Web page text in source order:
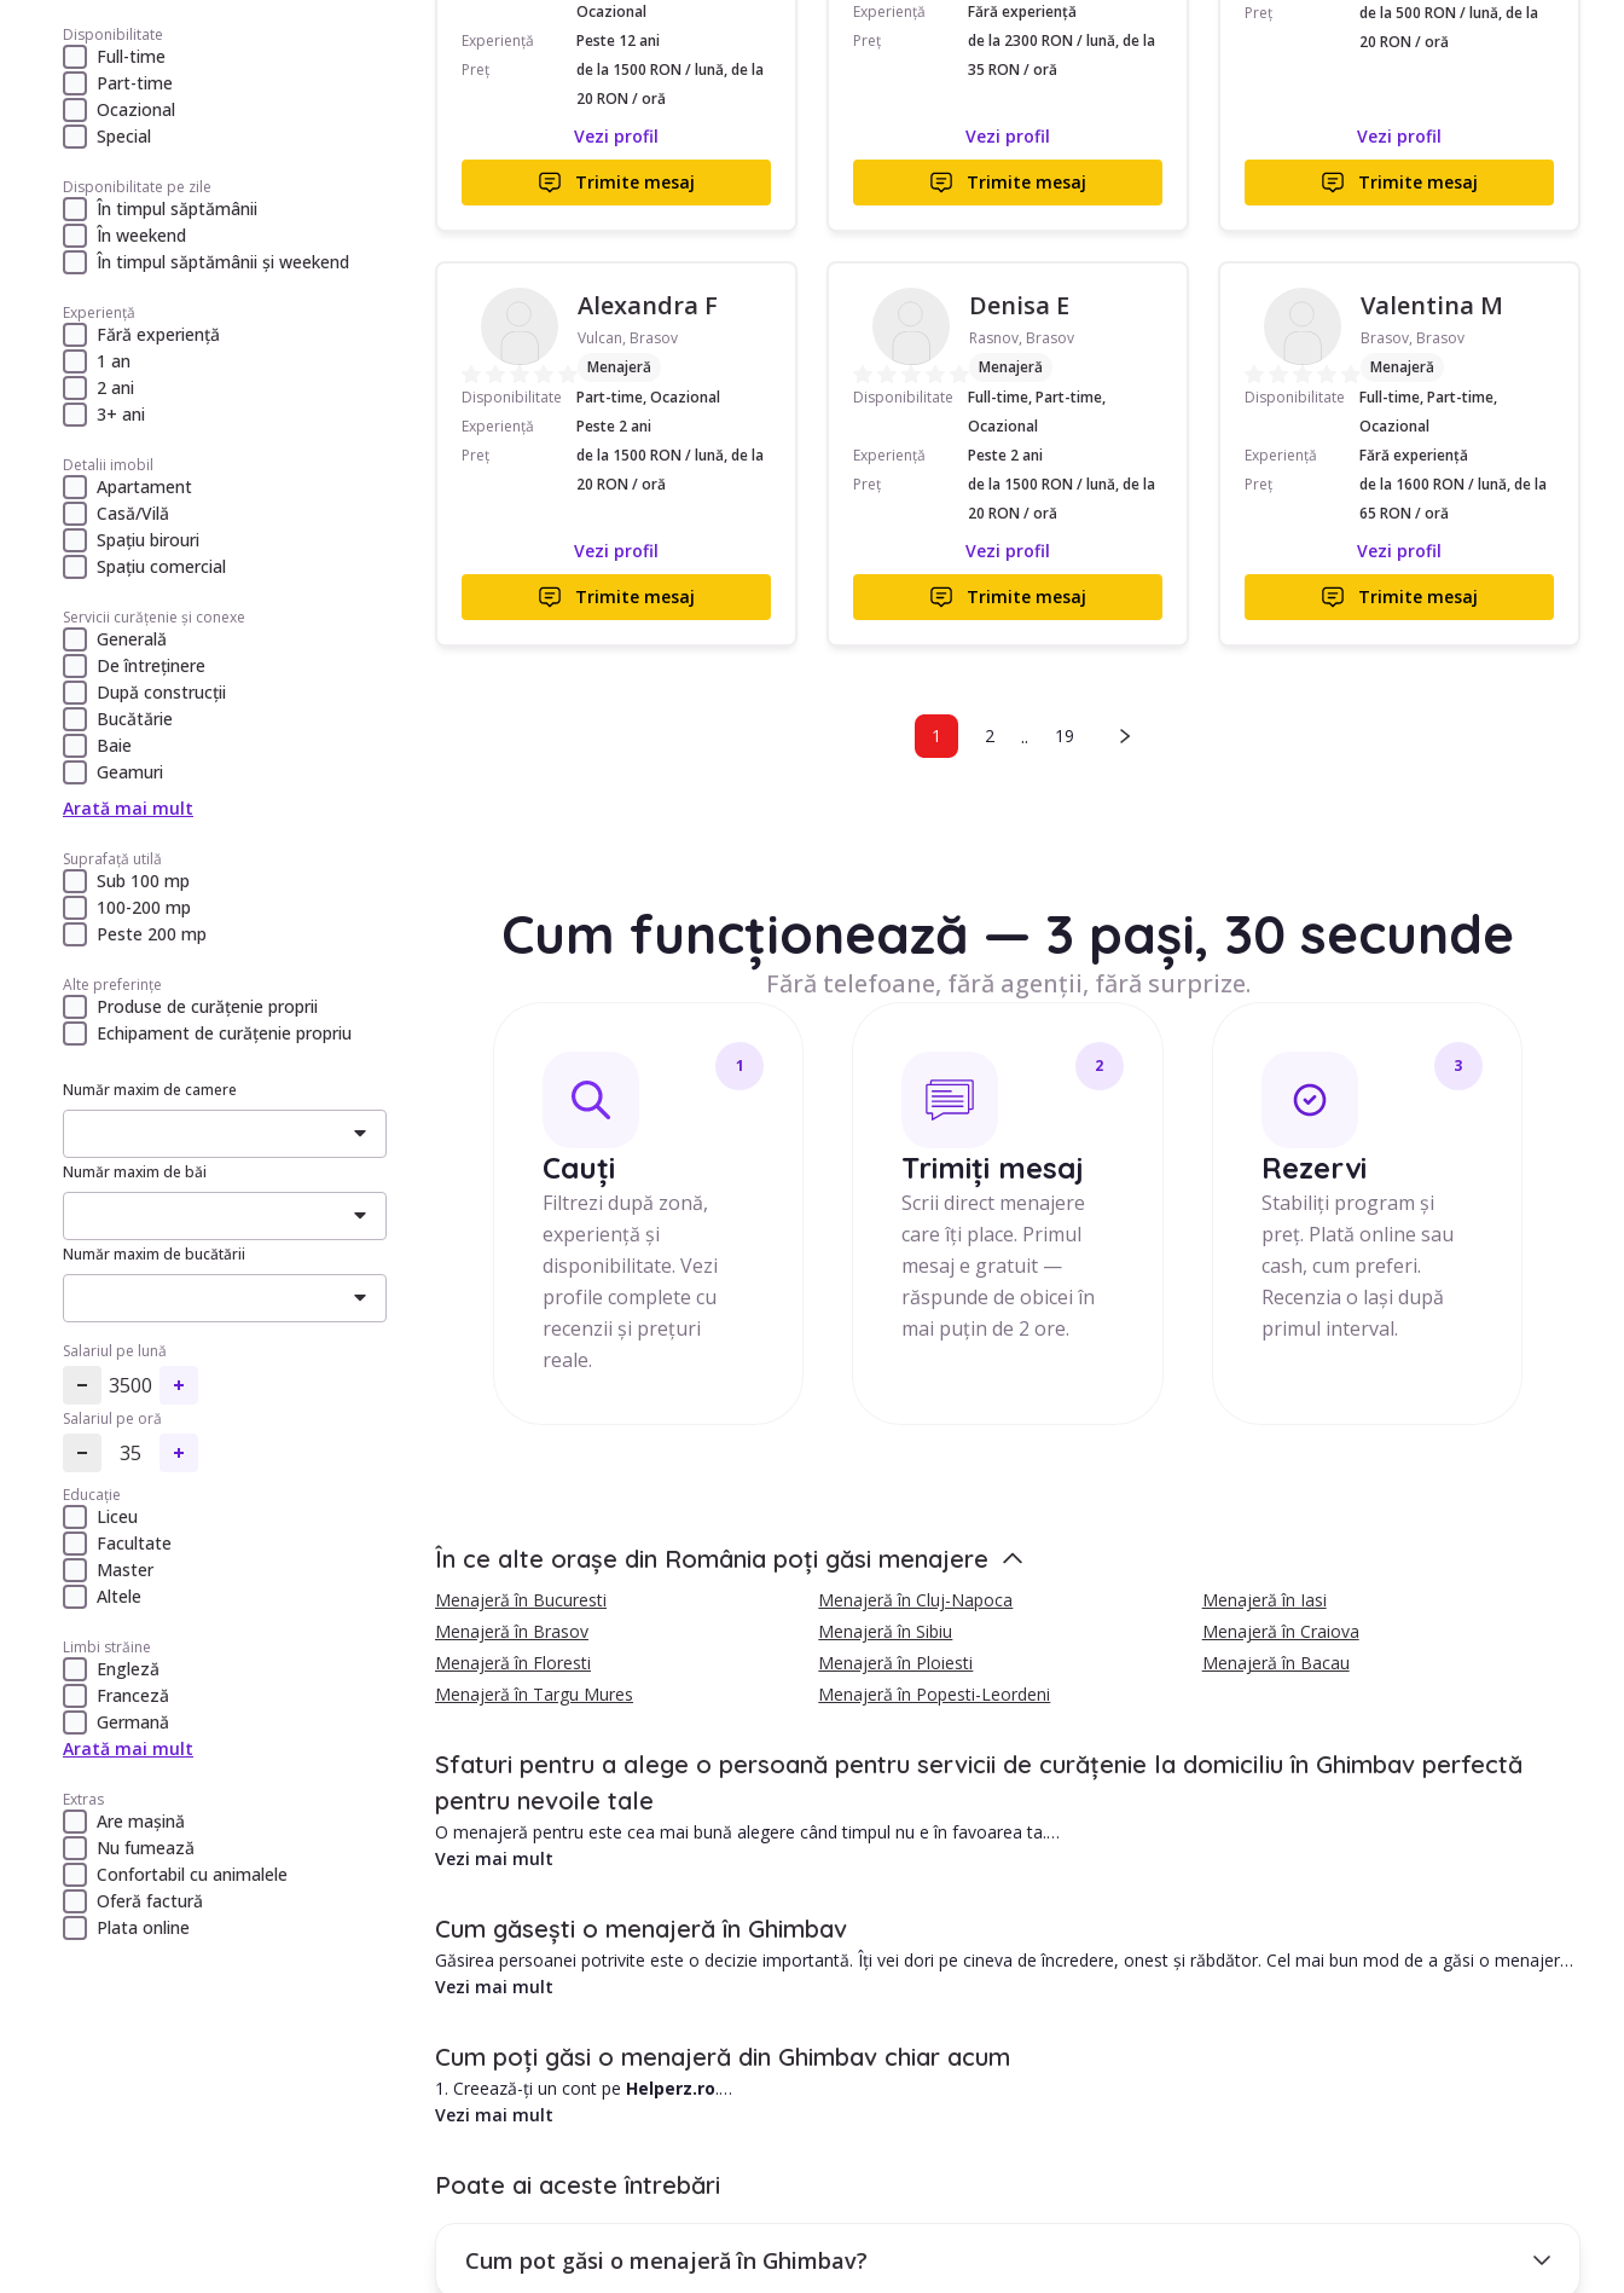
Disponibilitate
Full-time
Part-time
Ocazional
Special
Disponibilitate pe zile
În timpul săptămânii
În weekend
În timpul săptămânii și weekend
Experiență
Fără experiență
1 an
2 ani
3+ ani
Detalii imobil
Apartament
Casă/Vilă
Spațiu birouri
Spațiu comercial
Servicii curățenie și conexe
Generală
De întreținere
După construcții
Bucătărie
Baie
Geamuri
Arată mai mult
Suprafață utilă
Sub 100 mp
100-200 mp
Peste 200 mp
Alte preferințe
Produse de curățenie proprii
Echipament de curățenie propriu
Număr maxim de camere
Număr maxim de băi
Număr maxim de bucătării
Salariul pe lună
3500
Salariul pe oră
35
Educație
Liceu
Facultate
Master
Altele
Limbi străine
Engleză
Franceză
Germană
Arată mai mult
Extras
Are mașină
Nu fumează
Confortabil cu animalele
Oferă factură
Plata online
Ocazional
Experiență
Peste 12 ani
Preț
de la 1500 RON / lună, de la
20 RON / oră
Vezi profil
Trimite mesaj
Experiență
Fără experiență
Preț
de la 2300 RON / lună, de la
35 RON / oră
Vezi profil
Trimite mesaj
Preț
de la 500 RON / lună, de la
20 RON / oră
Vezi profil
Trimite mesaj
Alexandra F
Vulcan, Brasov
Menajeră
Disponibilitate
Part-time, Ocazional
Experiență
Peste 2 ani
Preț
de la 1500 RON / lună, de la
20 RON / oră
Vezi profil
Trimite mesaj
Denisa E
Rasnov, Brasov
Menajeră
Disponibilitate
Full-time, Part-time,
Ocazional
Experiență
Peste 2 ani
Preț
de la 1500 RON / lună, de la
20 RON / oră
Vezi profil
Trimite mesaj
Valentina M
Brasov, Brasov
Menajeră
Disponibilitate
Full-time, Part-time,
Ocazional
Experiență
Fără experiență
Preț
de la 1600 RON / lună, de la
65 RON / oră
Vezi profil
Trimite mesaj
1 2 .. 19
Cum funcționează — 3 pași, 30 secunde
Fără telefoane, fără agenții, fără surprize.
1
Cauți
Filtrezi după zonă,
experiență și
disponibilitate. Vezi
profile complete cu
recenzii și prețuri
reale.
2
Trimiți mesaj
Scrii direct menajere
care îți place. Primul
mesaj e gratuit —
răspunde de obicei în
mai puțin de 2 ore.
3
Rezervi
Stabiliți program și
preț. Plată online sau
cash, cum preferi.
Recenzia o lași după
primul interval.
În ce alte orașe din România poți găsi menajere
Menajeră în Bucuresti Menajeră în Cluj-Napoca
Menajeră în Iasi
Menajeră în Brasov
Menajeră în Sibiu
Menajeră în Craiova
Menajeră în Floresti
Menajeră în Ploiesti
Menajeră în Bacau
Menajeră în Targu Mures
Menajeră în Popesti-Leordeni
Sfaturi pentru a alege o persoană pentru servicii de curățenie la domiciliu în Ghimbav perfectă
pentru nevoile tale
O menajeră pentru este cea mai bună alegere când timpul nu e în favoarea ta.
2. Îngrijire personalizată în funcție de nevoile tale
Vezi mai mult
Cum găsești o menajeră în Ghimbav
Găsirea persoanei potrivite este o decizie importantă. Îți vei dori pe cineva de încredere, onest și răbdător. Cel mai bun mod de a găsi o menajeră
în Ghimbav este să-ți faci temele.
3. Cum ar ajunge la tine acasă?
4. Se poate adapta nevoilor tale?
5. Care este bugetul maxim alocat?
7. Care este timpul de lucru/rapiditatea de lucru?
8. Programul menajerei este flexibil?
10. Angajarea unei menajere este un angajament mare și este important să știi dacă persoana pe care o angajezi este potrivită pentru nevoile
Vezi mai mult
Cum poți găsi o menajeră din Ghimbav chiar acum
1. Creează-ți un cont pe Helperz.ro.
2. Selectează orașul Ghimbav și alte date utile, precum zona în care locuiești.
Plătești un abonament lunar, trimestrial sau anual.
Vezi mai mult
Poate ai aceste întrebări
Cum pot găsi o menajeră în Ghimbav?